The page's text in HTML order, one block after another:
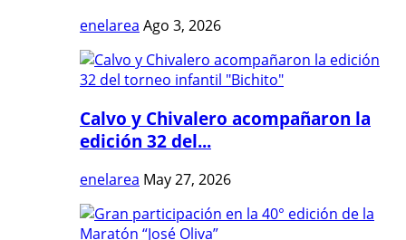
enelarea Ago 3, 2026
Calvo y Chivalero acompañaron la
edición 32 del...
enelarea May 27, 2026